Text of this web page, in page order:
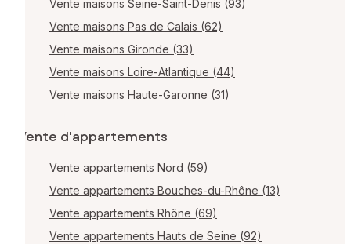
Vente maisons Seine-Saint-Denis (93)
Vente maisons Pas de Calais (62)
Vente maisons Gironde (33)
Vente maisons Loire-Atlantique (44)
Vente maisons Haute-Garonne (31)
Vente d'appartements
Vente appartements Nord (59)
Vente appartements Bouches-du-Rhône (13)
Vente appartements Rhône (69)
Vente appartements Hauts de Seine (92)